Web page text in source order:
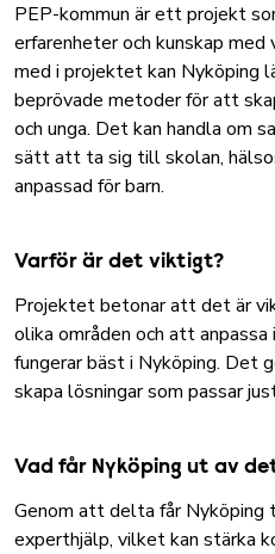
PEP-kommun är ett projekt
erfarenheter och kunskap med
med i projektet kan Nyköping
beprövade metoder för att
och unga. Det kan handla om
sätt att ta sig till skolan,
anpassad för barn.
Varför är det viktigt?
Projektet betonar att det är
olika områden och att
fungerar bäst i Nyköping. Det
skapa lösningar som passar
Vad får Nyköping ut av
Genom att delta får Nyköping
experthjälp, vilket kan stärka